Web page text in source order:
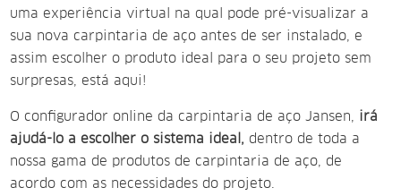
uma experiência virtual na qual pode pré-visualizar a
sua nova carpintaria de aço antes de ser instalado, e
assim escolher o produto ideal para o seu projeto sem
surpresas, está aqui!
O configurador online da carpintaria de aço Jansen, irá
ajudá-lo a escolher o sistema ideal, dentro de toda a
nossa gama de produtos de carpintaria de aço, de
acordo com as necessidades do projeto.